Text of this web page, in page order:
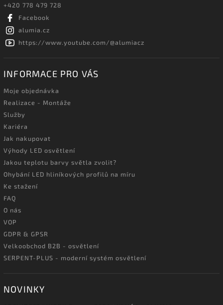
+420 778 479 728
Facebook
alumia.cz
https://www.youtube.com/@alumiacz
INFORMACE PRO VÁS
Moje objednávka
Realizace - Montáže
Služby
Kariéra
Jak nakupovat
Výhody LED osvětlení
Jakou teplotu barvy světla zvolit?
Ohybání LED hliníkových profilů na míru
Ke stažení
FAQ
O nás
VOP
GDPR & GPSR
Velkoobchod B2B - osvětlení
SERPENT-PLUS - moderní systém osvětlení
NOVINKY